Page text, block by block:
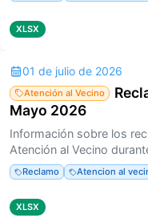
XLSX
01 de julio de 2026
Atención al Vecino
Mayo 2026
Información sobre los
Atención al Vecino
Reclamo Atencion al
XLSX